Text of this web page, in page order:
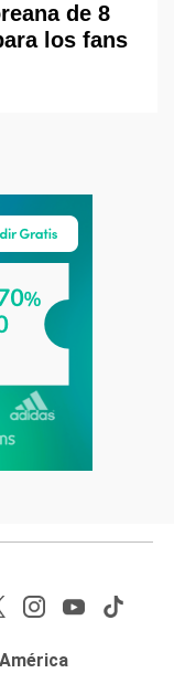
de 8
los fans